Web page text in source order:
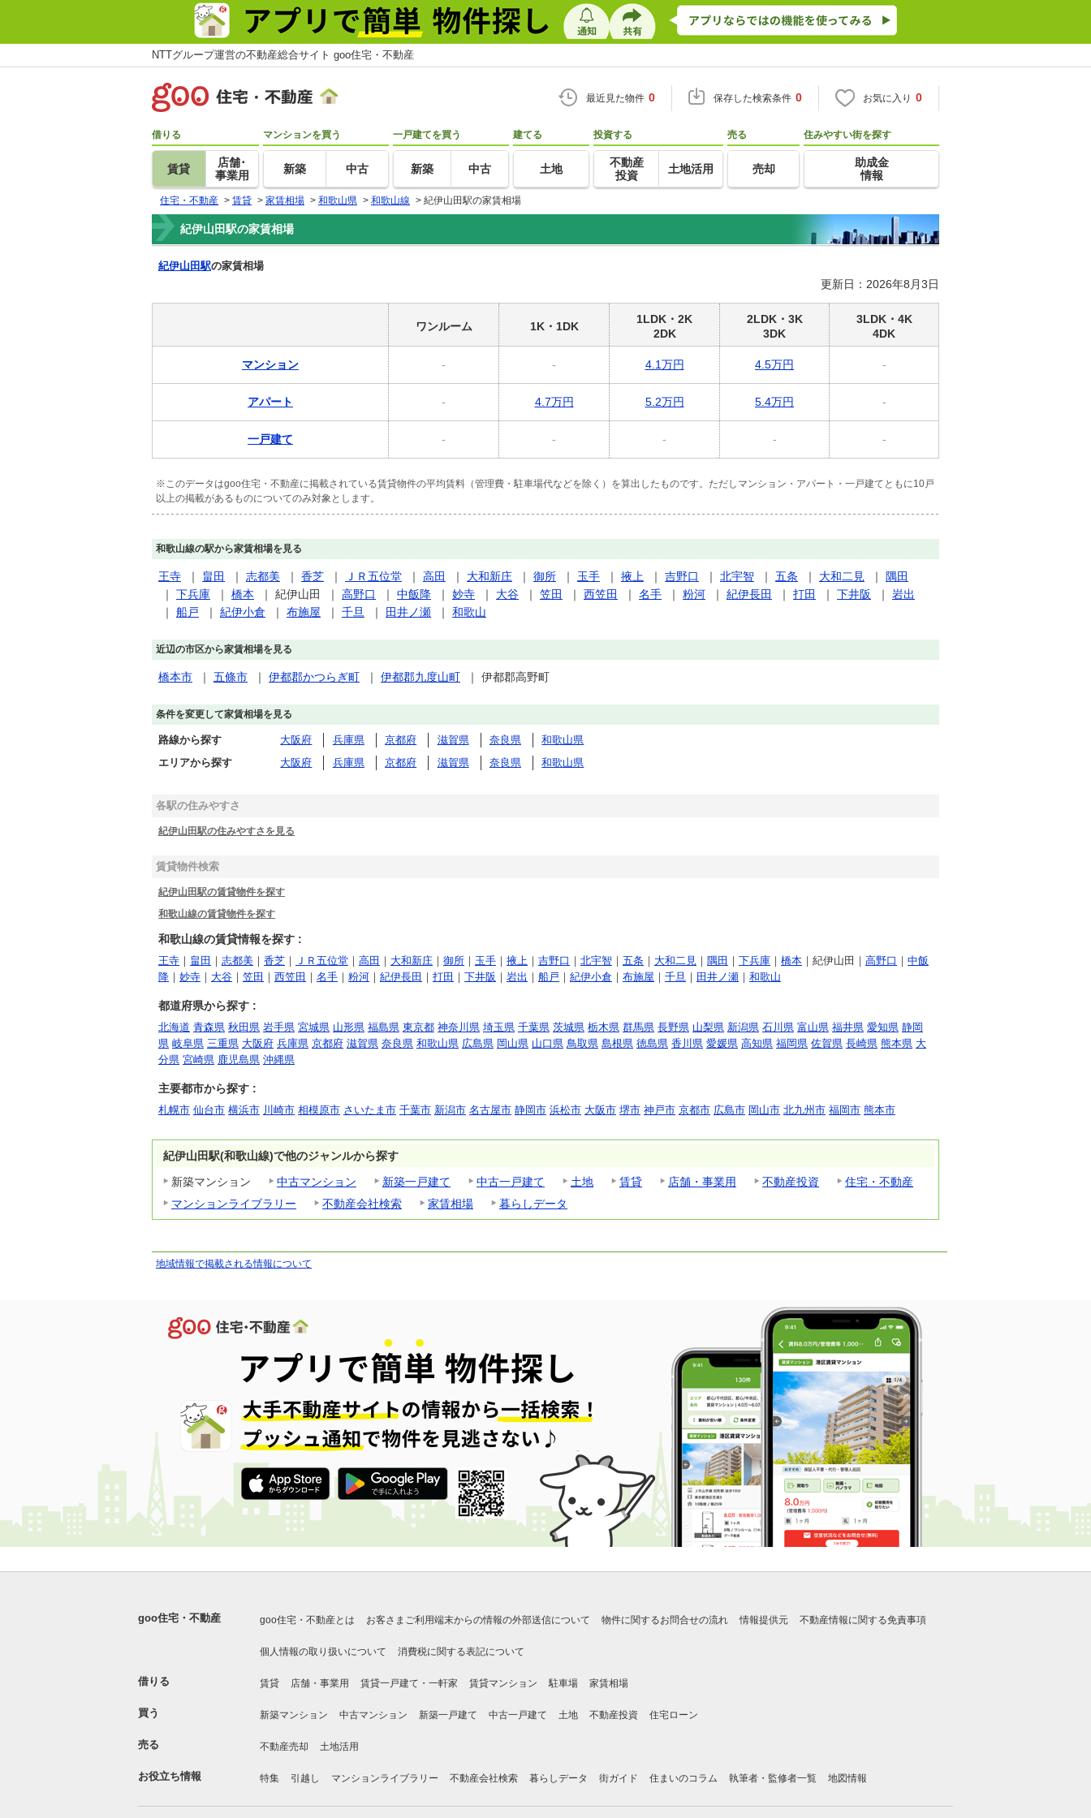
NTTグループ運営の不動産総合サイト goo住宅・不動産
最近見た物件 0 保存した検索条件 0 お気に入り 0
借りる
賃貸
店舗･
事業用
マンションを買う
新築 中古
一戸建てを買う
新築 中古
建てる
土地
投資する
不動産
投資
土地活用
売る
売却
住みやすい街を探す
助成金
情報
住宅・不動産 > 賃貸 > 家賃相場 > 和歌山県 > 和歌山線 > 紀伊山田駅の家賃相場
紀伊山田駅の家賃相場
紀伊山田駅の家賃相場
更新日：2026年8月3日
ワンルーム 1K・1DK
1LDK・2K
2DK
2LDK・3K
3DK
3LDK・4K
4DK
マンション - - 4.1万円 4.5万円 -
アパート - 4.7万円 5.2万円 5.4万円 -
一戸建て - - - - -
※このデータはgoo住宅・不動産に掲載されている賃貸物件の平均賃料（管理費・駐車場代などを除く）を算出したものです。ただしマンション・アパート・一戸建てともに10戸
以上の掲載があるものについてのみ対象とします。
和歌山線の駅から家賃相場を見る
王寺 ｜ 畠田 ｜ 志都美 ｜ 香芝 ｜ ＪＲ五位堂 ｜ 高田 ｜ 大和新庄 ｜ 御所 ｜ 玉手 ｜ 掖上 ｜ 吉野口 ｜ 北宇智 ｜ 五条 ｜ 大和二見 ｜
隅田
｜ 下兵庫 ｜ 橋本 ｜ 紀伊山田 ｜ 高野口 ｜ 中飯降 ｜ 妙寺 ｜ 大谷 ｜ 笠田 ｜ 西笠田 ｜ 名手 ｜ 粉河 ｜ 紀伊長田 ｜ 打田 ｜ 下井阪 ｜ 岩出
｜ 船戸 ｜ 紀伊小倉 ｜ 布施屋 ｜ 千旦 ｜ 田井ノ瀬 ｜ 和歌山
近辺の市区から家賃相場を見る
橋本市 ｜ 五條市 ｜ 伊都郡かつらぎ町 ｜ 伊都郡九度山町 ｜ 伊都郡高野町
条件を変更して家賃相場を見る
路線から探す 大阪府 兵庫県 京都府 滋賀県 奈良県
和歌山県
エリアから探す
大阪府 兵庫県 京都府 滋賀県 奈良県 和歌山県
各駅の住みやすさ
紀伊山田駅の住みやすさを見る
賃貸物件検索
紀伊山田駅の賃貸物件を探す
和歌山線の賃貸物件を探す
和歌山線の賃貸情報を探す :
王寺 ｜ 畠田 ｜ 志都美 ｜ 香芝 ｜ ＪＲ五位堂 ｜ 高田 ｜ 大和新庄 ｜ 御所 ｜ 玉手 ｜ 掖上 ｜ 吉野口 ｜ 北宇智 ｜ 五条 ｜ 大和二見 ｜ 隅田 ｜ 下兵庫 ｜ 橋本 ｜紀伊山田｜ 高野口 ｜ 中飯
降 ｜ 妙寺 ｜ 大谷 ｜ 笠田 ｜ 西笠田 ｜ 名手 ｜ 粉河 ｜ 紀伊長田 ｜ 打田 ｜ 下井阪 ｜ 岩出 ｜ 船戸 ｜ 紀伊小倉 ｜ 布施屋 ｜ 千旦 ｜ 田井ノ瀬 ｜ 和歌山
都道府県から探す :
北海道 青森県 秋田県 岩手県 宮城県 山形県 福島県 東京都 神奈川県 埼玉県 千葉県 茨城県 栃木県 群馬県 長野県 山梨県 新潟県 石川県 富山県 福井県 愛知県 静岡
県 岐阜県 三重県 大阪府 兵庫県 京都府 滋賀県 奈良県 和歌山県 広島県 岡山県 山口県 鳥取県 島根県 徳島県 香川県 愛媛県 高知県 福岡県 佐賀県 長崎県 熊本県 大
分県 宮崎県 鹿児島県 沖縄県
主要都市から探す :
札幌市 仙台市 横浜市 川崎市 相模原市 さいたま市 千葉市 新潟市 名古屋市 静岡市 浜松市 大阪市 堺市 神戸市 京都市 広島市 岡山市 北九州市 福岡市 熊本市
紀伊山田駅(和歌山線)で他のジャンルから探す
新築マンション
中古マンション 新築一戸建て 中古一戸建て 土地 賃貸 店舗・事業用 不動産投資
住宅・不動産
マンションライブラリー
不動産会社検索 家賃相場 暮らしデータ
地域情報で掲載される情報について
goo住宅・不動産 goo住宅・不動産とは お客さまご利用端末からの情報の外部送信について 物件に関するお問合せの流れ 情報提供元 不動産情報に関する免責事項
個人情報の取り扱いについて 消費税に関する表記について
借りる 賃貸 店舗・事業用 賃貸一戸建て・一軒家 賃貸マンション 駐車場 家賃相場
買う 新築マンション 中古マンション 新築一戸建て 中古一戸建て 土地 不動産投資 住宅ローン
売る 不動産売却 土地活用
お役立ち情報 特集 引越し マンションライブラリー 不動産会社検索 暮らしデータ 街ガイド 住まいのコラム 執筆者・監修者一覧 地図情報